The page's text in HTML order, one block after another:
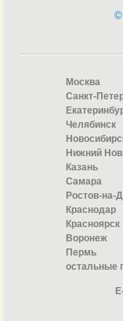
©
Москва
Санкт-
Челябинск
Нижний
Казань
Самара
Ростов-на-
Краснодар
Красноярск
Воронеж
Пермь
остальные